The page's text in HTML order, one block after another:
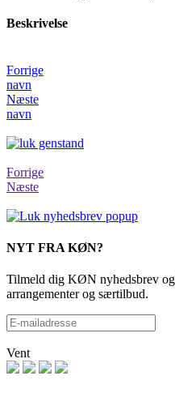
Beskrivelse
Forrige
navn
Næste
navn
Forrige
Næste
NYT FRA KØN?
Tilmeld dig KØN nyhedsbrev
arrangementer og særtilbud.
Vent